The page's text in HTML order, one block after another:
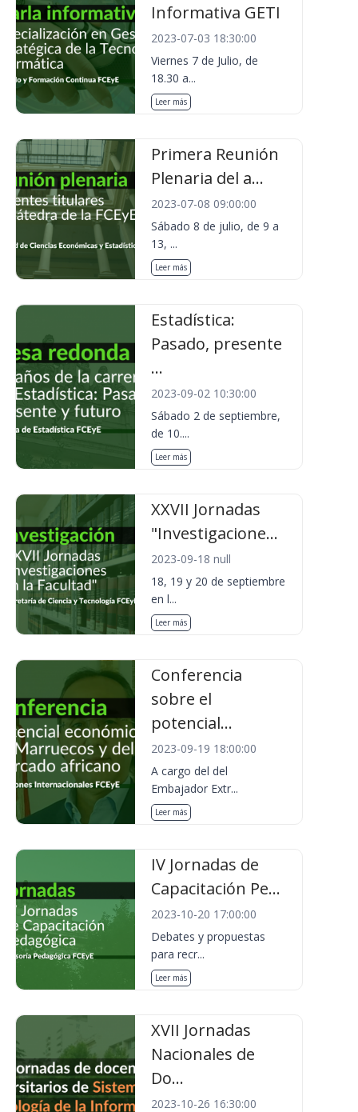
Informativa GETI
2023-07-03 18:30:00
Viernes 7 de Julio, de
18.30 a...
Leer más
Primera Reunión
Plenaria del a...
2023-07-08 09:00:00
Sábado 8 de julio, de 9 a
13, ...
Leer más
Estadística:
Pasado, presente
...
2023-09-02 10:30:00
Sábado 2 de septiembre,
de 10....
Leer más
XXVII Jornadas
"Investigacione...
2023-09-18 null
18, 19 y 20 de septiembre
en l...
Leer más
Conferencia
sobre el
potencial...
2023-09-19 18:00:00
A cargo del del
Embajador Extr...
Leer más
IV Jornadas de
Capacitación Pe...
2023-10-20 17:00:00
Debates y propuestas
para recr...
Leer más
XVII Jornadas
Nacionales de
Do...
2023-10-26 16:30:00